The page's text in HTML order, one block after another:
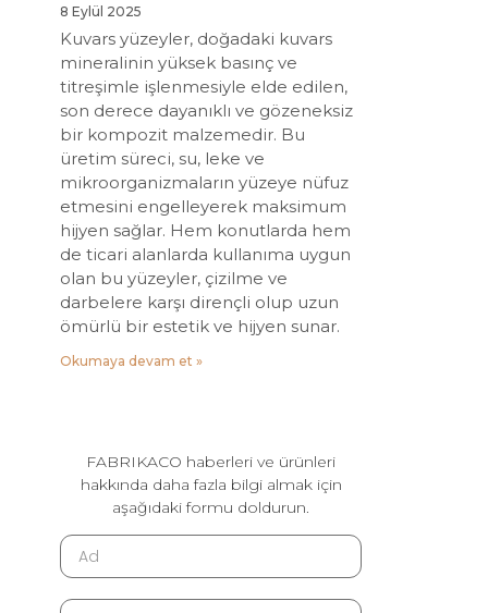
8 Eylül 2025
Kuvars yüzeyler, doğadaki kuvars
mineralinin yüksek basınç ve
titreşimle işlenmesiyle elde edilen,
son derece dayanıklı ve gözeneksiz
bir kompozit malzemedir. Bu
üretim süreci, su, leke ve
mikroorganizmaların yüzeye nüfuz
etmesini engelleyerek maksimum
hijyen sağlar. Hem konutlarda hem
de ticari alanlarda kullanıma uygun
olan bu yüzeyler, çizilme ve
darbelere karşı dirençli olup uzun
ömürlü bir estetik ve hijyen sunar.
Okumaya devam et »
FABRIKACO haberleri ve ürünleri
hakkında daha fazla bilgi almak için
aşağıdaki formu doldurun.